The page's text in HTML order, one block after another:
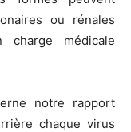
ou rénales
médicale
notre rapport
chaque virus